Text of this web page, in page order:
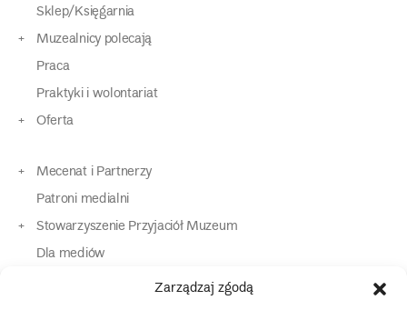
Zarządzaj zgodą
Sklep/Księgarnia
Muzealnicy polecają
Praca
Praktyki i wolontariat
Oferta
Mecenat i Partnerzy
Patroni medialni
Stowarzyszenie Przyjaciół Muzeum
Dla mediów
Dla osób o specjalnych potrzebach